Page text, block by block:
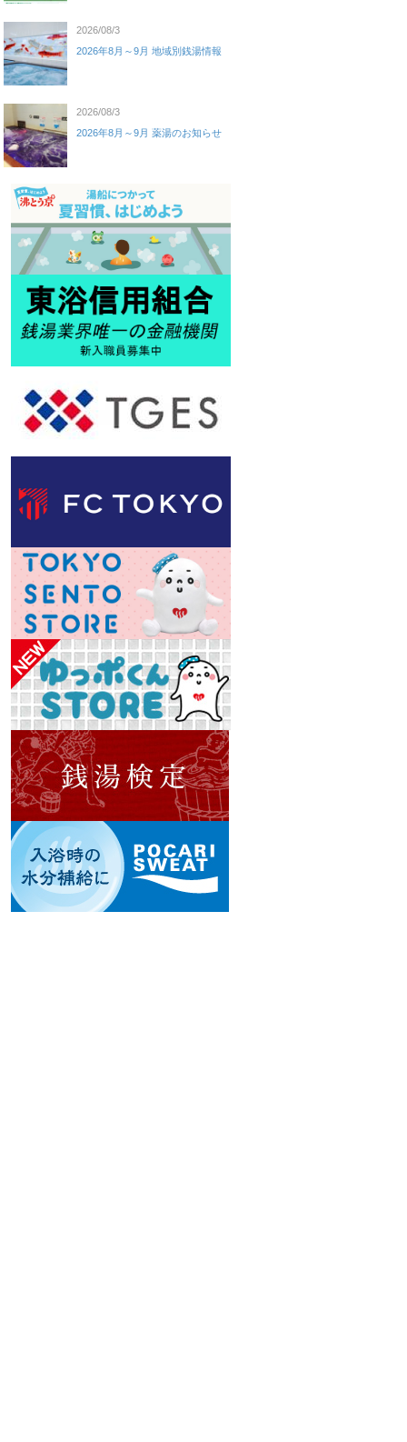
2026/08/3
2026年8月～9月 地域別銭湯情報
2026/08/3
2026年8月～9月 薬湯のお知らせ